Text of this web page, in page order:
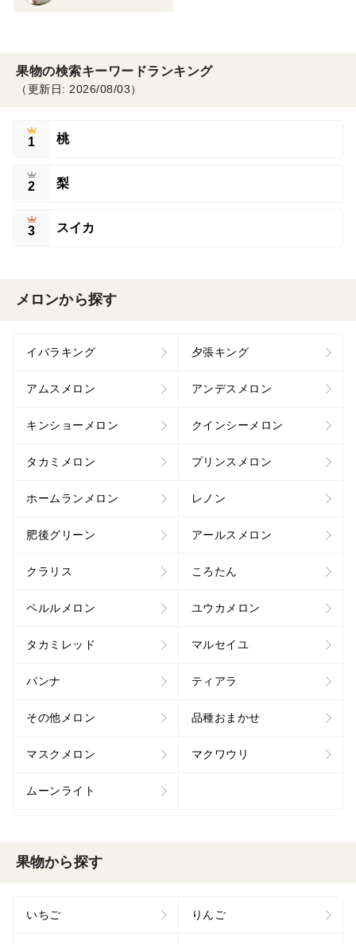
果物の検索キーワードランキング
（更新日: 2026/08/03）
1 桃
2 梨
3 スイカ
メロンから探す
イバラキング 夕張キング
アムスメロン アンデスメロン
キンショーメロン クインシーメロン
タカミメロン プリンスメロン
ホームランメロン レノン
肥後グリーン アールスメロン
クラリス ころたん
ペルルメロン ユウカメロン
タカミレッド マルセイユ
パンナ ティアラ
その他メロン 品種おまかせ
マスクメロン マクワウリ
ムーンライト
果物から探す
いちご りんご